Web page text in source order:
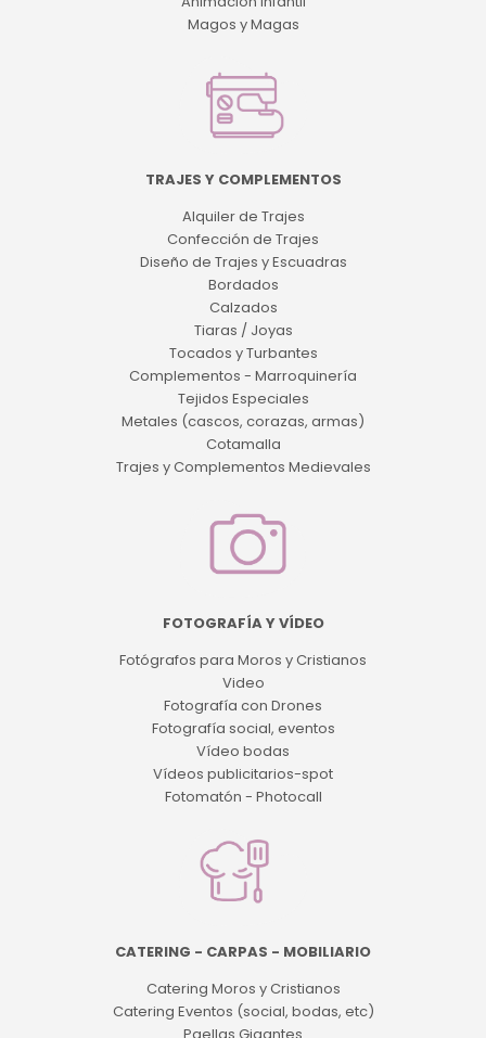
Magos y Magas
TRAJES Y COMPLEMENTOS
Alquiler de Trajes
Confección de Trajes
Diseño de Trajes y Escuadras
Bordados
Calzados
Tiaras / Joyas
Tocados y Turbantes
Complementos - Marroquinería
Tejidos Especiales
Metales (cascos, corazas, armas)
Cotamalla
Trajes y Complementos Medievales
FOTOGRAFÍA Y VÍDEO
Fotógrafos para Moros y Cristianos
Video
Fotografía con Drones
Fotografía social, eventos
Vídeo bodas
Vídeos publicitarios-spot
Fotomatón - Photocall
CATERING - CARPAS - MOBILIARIO
Catering Moros y Cristianos
Catering Eventos (social, bodas, etc)